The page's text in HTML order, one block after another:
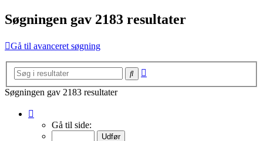
Søgningen gav 2183 resultater
Gå til avanceret søgning
Søg
Søgningen gav 2183 resultater
Gå til side: